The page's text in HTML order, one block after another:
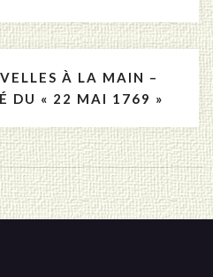
À LA MAIN –
DU « 22 MAI 1769 »